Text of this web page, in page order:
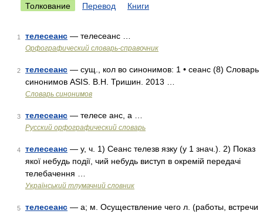
Толкование Перевод Книги
1 телесеанс — телесеанс …
Орфографический словарь-справочник
2 телесеанс — сущ., кол во синонимов: 1 • сеанс (8) Словарь
синонимов ASIS. В.Н. Тришин. 2013 …
Словарь синонимов
3 телесеанс — телесе анс, а …
Русский орфографический словарь
4 телесеанс — у, ч. 1) Сеанс телезв язку (у 1 знач.). 2) Показ
якої небудь події, чий небудь виступ в окремій передачі
телебачення …
Український тлумачний словник
5 телесеанс — а; м. Осуществление чего л. (работы, встречи